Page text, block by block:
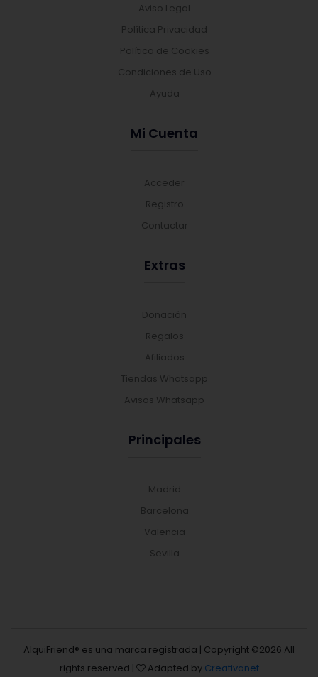
Aviso Legal
Política Privacidad
Política de Cookies
Condiciones de Uso
Ayuda
Mi Cuenta
Acceder
Registro
Contactar
Extras
Donación
Regalos
Afiliados
Tiendas Whatsapp
Avisos Whatsapp
Principales
Madrid
Barcelona
Valencia
Sevilla
AlquiFriend® es una marca registrada | Copyright ©2026 All
rights reserved |
Adapted by Creativanet